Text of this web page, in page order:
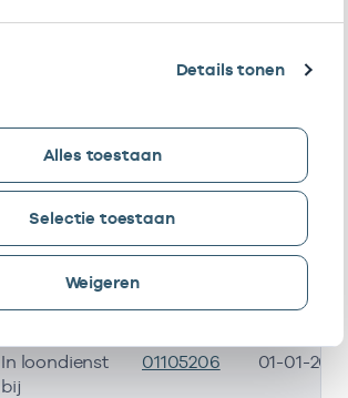
Details tonen
Alles toestaan
Selectie toestaan
Weigeren
In loondienst
84119107 01-03-2026
Waarnemer
In loondienst
bij
In loondienst
bij
01105206 01-01-2023